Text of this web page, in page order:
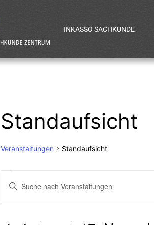
INKASSO SACHKUNDE
Standaufsicht
Veranstaltungen Standaufsicht
Suche
Bitte